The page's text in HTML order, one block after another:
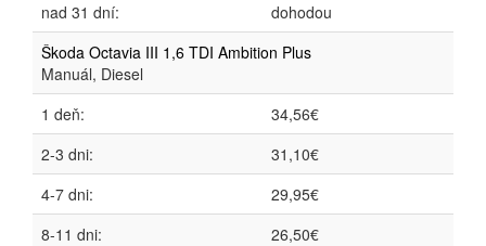
nad 31 dní:
dohodou
Škoda Octavia III 1,6 TDI Ambition Plus
Manuál, Diesel
1 deň:
34,56€
2-3 dni:
31,10€
4-7 dni:
29,95€
8-11 dni:
26,50€